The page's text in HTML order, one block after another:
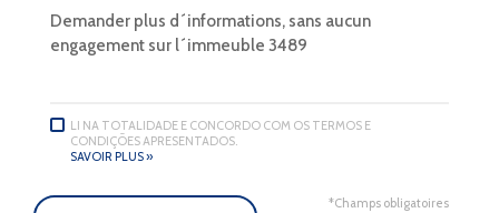
LI NA TOTALIDADE E CONCORDO COM OS TERMOS E
CONDIÇÕES APRESENTADOS.
SAVOIR PLUS »
*Champs obligatoires